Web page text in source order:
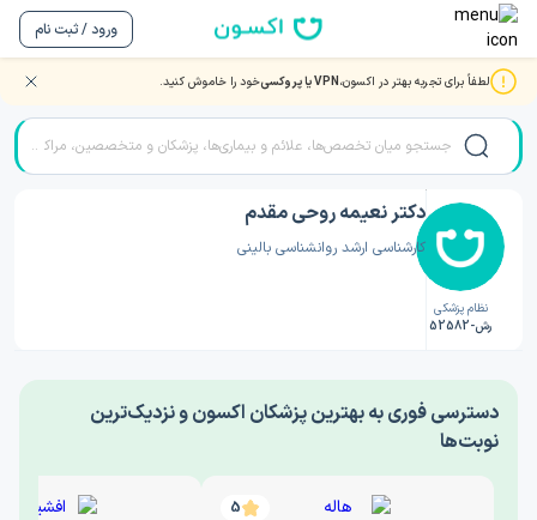
ورود / ثبت نام
لطفاً برای تجربه بهتر در اکسون،VPN یا پروکسی خود را خاموش کنید. صفحه اصلی/دکتر روانشناسی/دکتر نعیمه روحی مقدم
نظام پزشکی
رش-52582
دکتر نعیمه روحی مقدم
کارشناسی ارشد روانشناسی بالینی
‎دسترسی فوری به بهترین پزشکان اکسون و نزدیک‌ترین
نوبت‌ها
5